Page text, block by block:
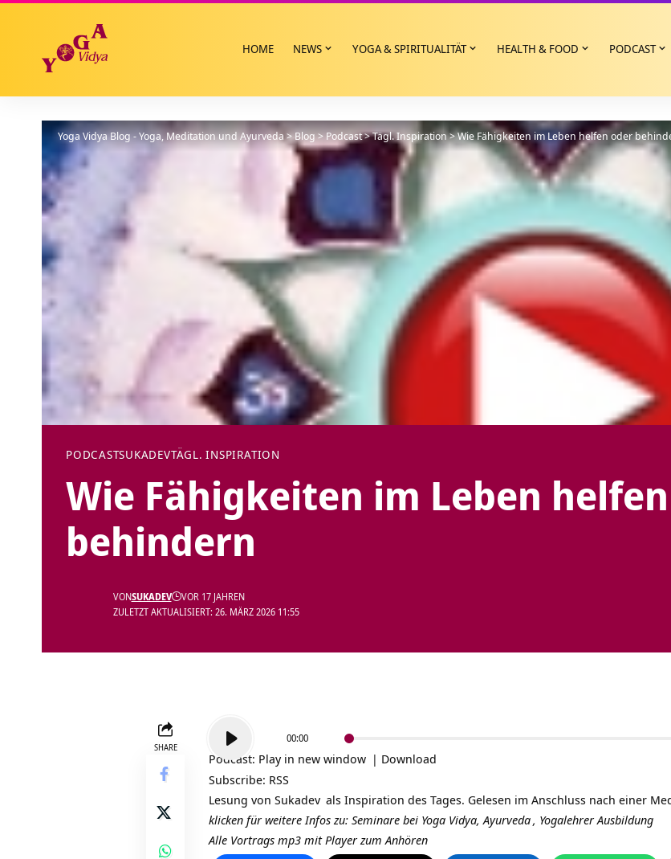
HOME NEWS YOGA & SPIRITUALITÄT HEALTH & FOOD PODCAST
Yoga Vidya Blog - Yoga, Meditation und Ayurveda>Blog>Podcast>Tägl. Inspiration>Wie Fähigkeiten im Leben helfen oder
PODCASTSUKADEVTÄGL. INSPIRATION
Wie Fähigkeiten im Leben
behindern
ZULETZT AKTUALISIERT: 26. MÄRZ 2026 11:55
VONSUKADEV VOR 17 JAHREN
SHARE
Player
00:00
Podcast: Play in new window | Download
Subscribe: RSS
Lesung von Sukadev als Inspiration des Tages. Gelesen im Anschluss nach einer
klicken für weitere Infos zu: Seminare bei Yoga Vidya,Ayurveda, Yogalehrer Ausbildung
Alle Vortrags mp3 mit Player zum Anhören